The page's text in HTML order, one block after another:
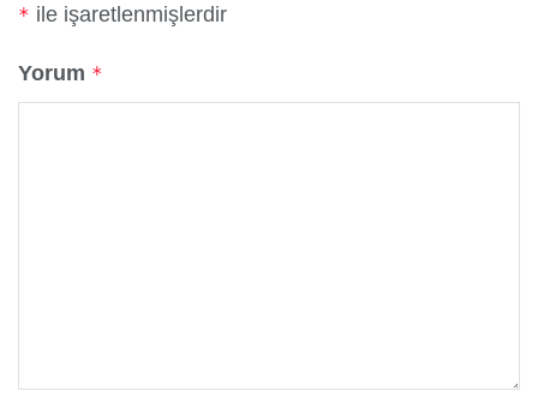
* ile işaretlenmişlerdir
Yorum *